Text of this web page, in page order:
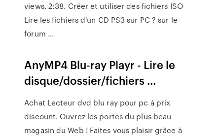
views. 2:38. Créer et utiliser des fichiers ISO
Lire les fichiers d'un CD PS3 sur PC ? sur le
forum ...
AnyMP4 Blu-ray Playr - Lire le
disque/dossier/fichiers ...
Achat Lecteur dvd blu ray pour pc à prix
discount. Ouvrez les portes du plus beau
magasin du Web ! Faites vous plaisir grâce à